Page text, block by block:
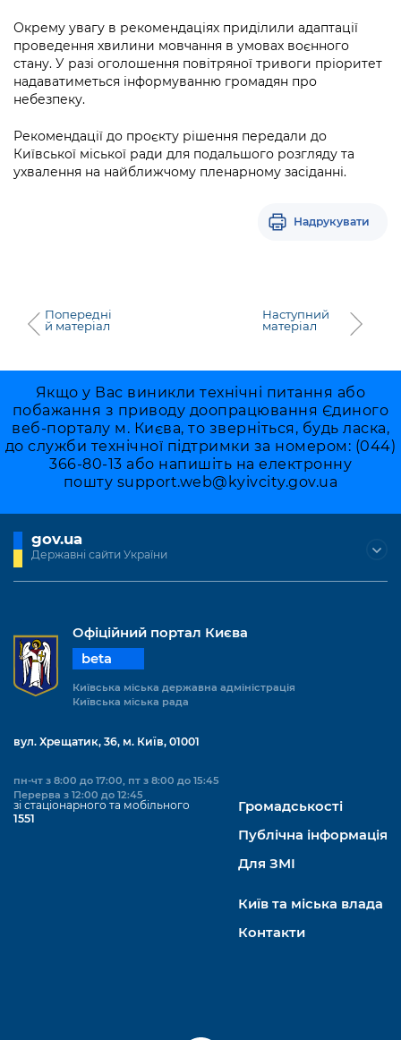
Окрему увагу в рекомендаціях приділили адаптації
проведення хвилини мовчання в умовах воєнного
стану. У разі оголошення повітряної тривоги пріоритет
надаватиметься інформуванню громадян про
небезпеку.
Рекомендації до проєкту рішення передали до
Київської міської ради для подальшого розгляду та
ухвалення на найближчому пленарному засіданні.
Надрукувати
Попередні
й матеріал
Наступний
матеріал
Якщо у Вас виникли технічні питання або
побажання з приводу доопрацювання Єдиного
веб-порталу м. Києва, то зверніться, будь ласка,
до служби технічної підтримки за номером: (044)
366-80-13 або напишіть на електронну
пошту support.web@kyivcity.gov.ua
gov.ua
Державні сайти України
Офіційний портал Києва
beta
Київська міська державна адміністрація
Київська міська рада
вул. Хрещатик, 36, м. Київ, 01001
пн-чт з 8:00 до 17:00, пт з 8:00 до 15:45
Перерва з 12:00 до 12:45
зі стаціонарного та мобільного
1551
Громадськості
Публічна інформація
Для ЗМІ
Київ та міська влада
Контакти